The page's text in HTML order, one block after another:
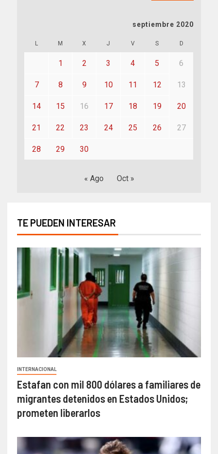
septiembre 2020
L M X J V S D
1 2 3 4 5 6
7 8 9 10 11 12 13
14 15 16 17 18 19 20
21 22 23 24 25 26 27
28 29 30
« Ago Oct »
TE PUEDEN INTERESAR
INTERNACIONAL
Estafan con mil 800 dólares a familiares de
migrantes detenidos en Estados Unidos;
prometen liberarlos